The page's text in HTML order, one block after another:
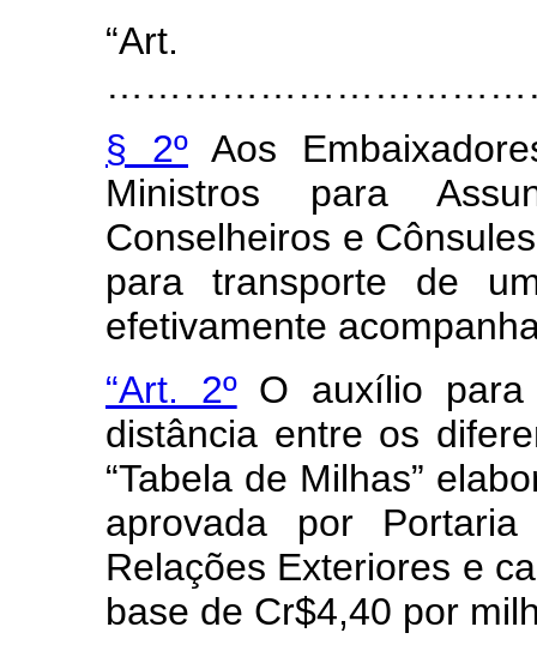
§ 2º Aos
Ministros para
Conselheiros e
para transporte de
efetivamente
“Art. 2ºO auxílio para
distância entre os
“Tabela de Milhas”
aprovada por
Relações Exteriores e
base de Cr$4,40 por